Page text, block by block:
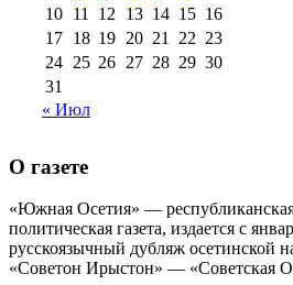
10 11 12 13 14 15 16
17 18 19 20 21 22 23
24 25 26 27 28 29 30
31
« Июл
О газете
«Южная Осетия» —
политическая газета, издается с
русскоязычный дубляж осетинской
«Советон Ирыстон» — «Советская